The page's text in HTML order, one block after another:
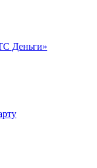
Деньги»